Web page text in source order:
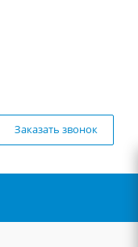
Заказать звонок